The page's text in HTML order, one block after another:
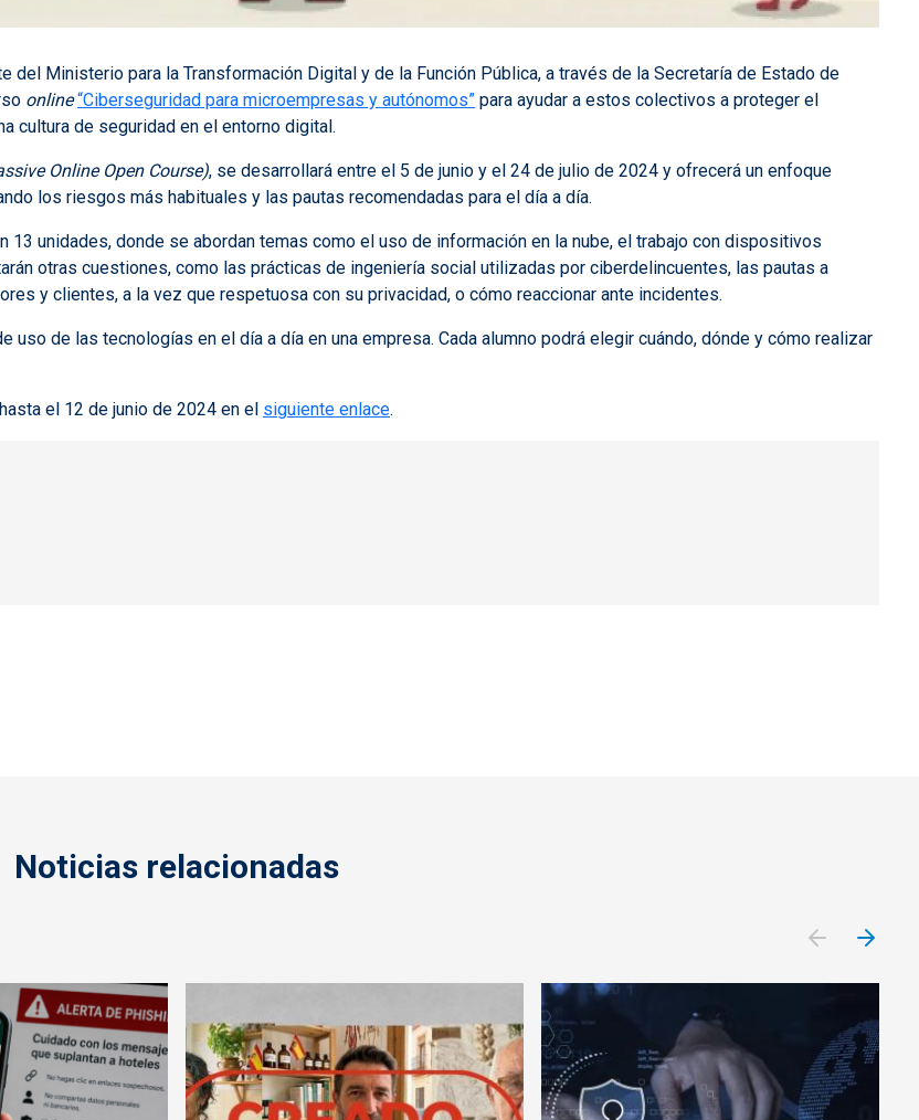
del Ministerio para la Transformación Digital y de la Función Pública, a través de la Secretaría de Estado de
online “Ciberseguridad para microempresas y autónomos” para ayudar a estos colectivos a proteger el
cultura de seguridad en el entorno digital.
Online Open Course), se desarrollará entre el 5 de junio y el 24 de julio de 2024 y ofrecerá un enfoque
los riesgos más habituales y las pautas recomendadas para el día a día.
13 unidades, donde se abordan temas como el uso de información en la nube, el trabajo con dispositivos
otras cuestiones, como las prácticas de ingeniería social utilizadas por ciberdelincuentes, las pautas a
y clientes, a la vez que respetuosa con su privacidad, o cómo reaccionar ante incidentes.
de las tecnologías en el día a día en una empresa. Cada alumno podrá elegir cuándo, dónde y cómo realizar
el 12 de junio de 2024 en el siguiente enlace.
Noticias relacionadas